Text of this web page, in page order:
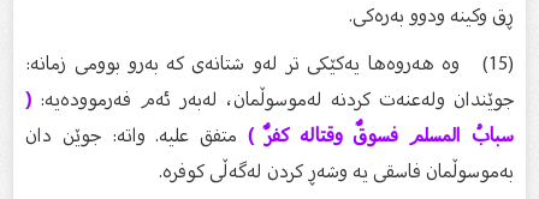
ڕق وکینە ودوو بەرەکی.
(15) وە هەروەها یەکێکی تر لەو شتانەی کە بەرو بوومی زمانە:
جوێندان ولەعنەت کردنە لەموسوڵمان، لەبەر ئەم فەرموودەیە:(
سبابُ المسلم فسوقٌ وقتاله كفرٌ )متفق عليه. واتە: جوێن دان
بەموسوڵمان فاسقی یە وشەڕ کردن لەگەڵی کوفرە.